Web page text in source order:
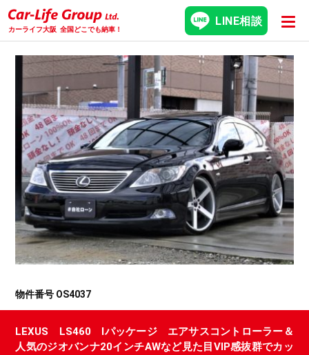
カーライフ大阪 全国どこでも納車！
LINE相談
物件番号 OS4037
LEXUS LS460 Iパッケージ エアサスコントローラー＆
人気のジオバンナ20インチAWなど見た目VIP感抜群でカッ